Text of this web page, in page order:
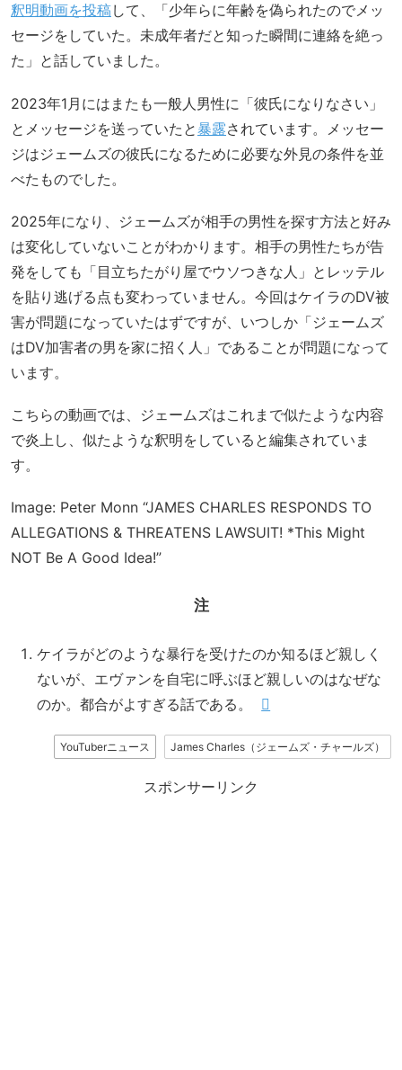
釈明動画を投稿して、「少年らに年齢を偽られたのでメッ
セージをしていた。未成年者だと知った瞬間に連絡を絶っ
た」と話していました。
2023年1月にはまたも一般人男性に「彼氏になりなさい」
とメッセージを送っていたと暴露されています。メッセー
ジはジェームズの彼氏になるために必要な外見の条件を並
べたものでした。
2025年になり、ジェームズが相手の男性を探す方法と好み
は変化していないことがわかります。相手の男性たちが告
発をしても「目立ちたがり屋でウソつきな人」とレッテル
を貼り逃げる点も変わっていません。今回はケイラのDV被
害が問題になっていたはずですが、いつしか「ジェームズ
はDV加害者の男を家に招く人」であることが問題になって
います。
こちらの動画では、ジェームズはこれまで似たような内容
で炎上し、似たような釈明をしていると編集されていま
す。
Image: Peter Monn “JAMES CHARLES RESPONDS TO
ALLEGATIONS & THREATENS LAWSUIT! *This Might
NOT Be A Good Idea!”
注
ケイラがどのような暴行を受けたのか知るほど親しく
ないが、エヴァンを自宅に呼ぶほど親しいのはなぜな
のか。都合がよすぎる話である。
YouTuberニュース James Charles（ジェームズ・チャールズ）
スポンサーリンク